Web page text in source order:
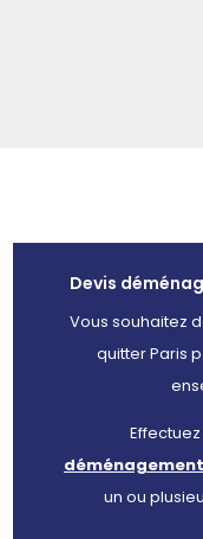
Devis
Vous souhaitez
quitter Paris
un ou